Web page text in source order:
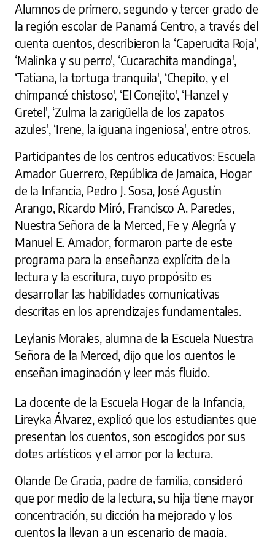
Alumnos de primero, segundo y tercer grado de
la región escolar de Panamá Centro, a través del
cuenta cuentos, describieron la ‘Caperucita Roja',
‘Malinka y su perro', ‘Cucarachita mandinga',
‘Tatiana, la tortuga tranquila', ‘Chepito, y el
chimpancé chistoso', ‘El Conejito', ‘Hanzel y
Gretel', ‘Zulma la zarigüella de los zapatos
azules', ‘Irene, la iguana ingeniosa', entre otros.
Participantes de los centros educativos: Escuela
Amador Guerrero, República de Jamaica, Hogar
de la Infancia, Pedro J. Sosa, José Agustín
Arango, Ricardo Miró, Francisco A. Paredes,
Nuestra Señora de la Merced, Fe y Alegría y
Manuel E. Amador, formaron parte de este
programa para la enseñanza explícita de la
lectura y la escritura, cuyo propósito es
desarrollar las habilidades comunicativas
descritas en los aprendizajes fundamentales.
Leylanis Morales, alumna de la Escuela Nuestra
Señora de la Merced, dijo que los cuentos le
enseñan imaginación y leer más fluido.
La docente de la Escuela Hogar de la Infancia,
Lireyka Álvarez, explicó que los estudiantes que
presentan los cuentos, son escogidos por sus
dotes artísticos y el amor por la lectura.
Olande De Gracia, padre de familia, consideró
que por medio de la lectura, su hija tiene mayor
concentración, su dicción ha mejorado y los
cuentos la llevan a un escenario de magia.